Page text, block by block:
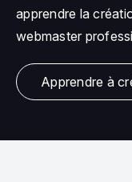
apprendre la
webmaster
Apprendre à